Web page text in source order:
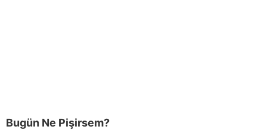
Bugün Ne Pişirsem?